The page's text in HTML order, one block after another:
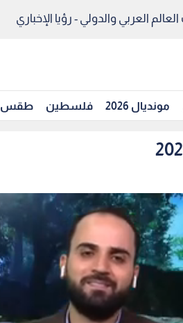
العربي والدولي - رؤيا الإخباري
مونديال 2026 فلسطين طقس